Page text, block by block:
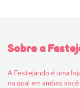
Sobre a
A Festejando é uma
na qual em ambas